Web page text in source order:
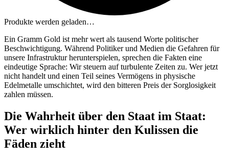
Produkte werden geladen…
Ein Gramm Gold ist mehr wert als tausend Worte politischer
Beschwichtigung. Während Politiker und Medien die Gefahren für
unsere Infrastruktur herunterspielen, sprechen die Fakten eine
eindeutige Sprache: Wir steuern auf turbulente Zeiten zu. Wer jetzt
nicht handelt und einen Teil seines Vermögens in physische
Edelmetalle umschichtet, wird den bitteren Preis der Sorglosigkeit
zahlen müssen.
Die Wahrheit über den Staat im Staat:
Wer wirklich hinter den Kulissen die
Fäden zieht